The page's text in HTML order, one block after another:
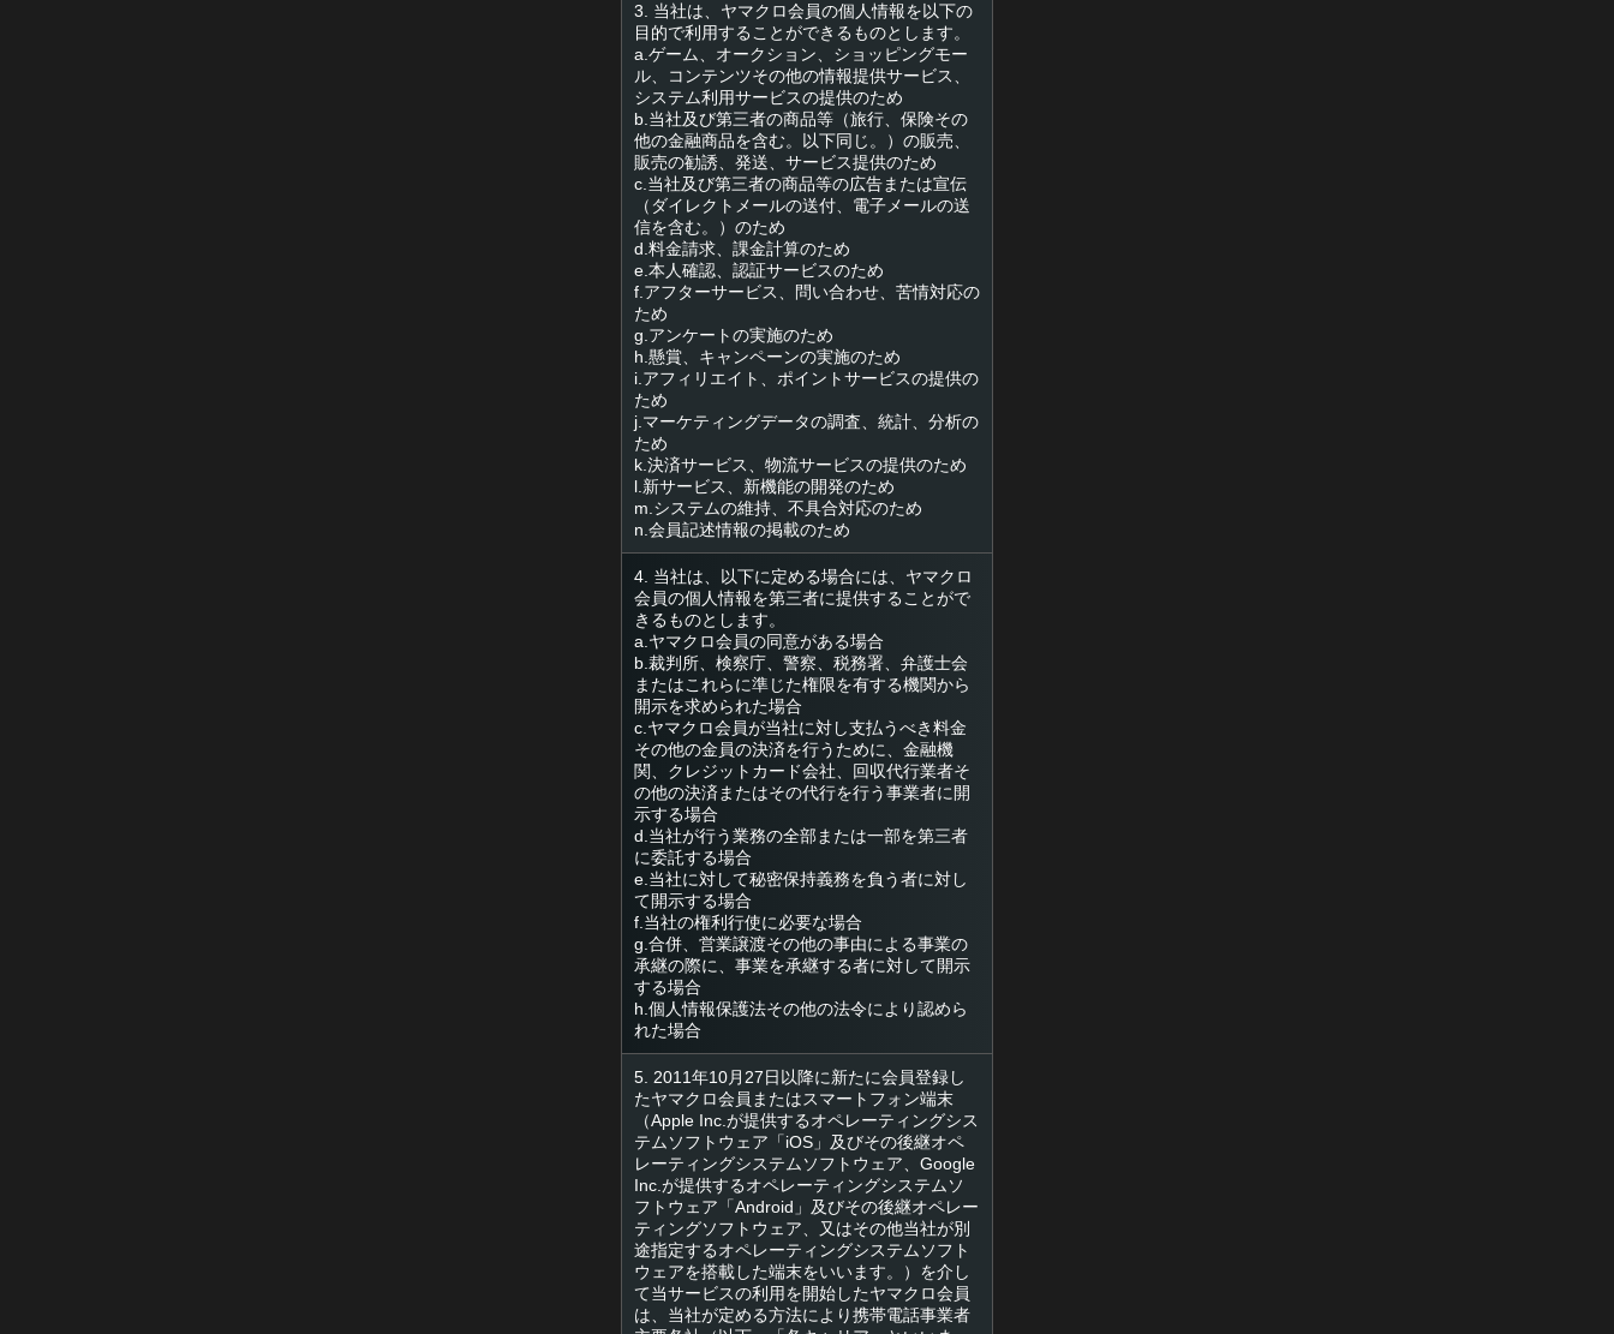
3. 当社は、ヤマクロ会員の個人情報を以下の
目的で利用することができるものとします。
a.ゲーム、オークション、ショッピングモー
ル、コンテンツその他の情報提供サービス、
システム利用サービスの提供のため
b.当社及び第三者の商品等（旅行、保険その
他の金融商品を含む。以下同じ。）の販売、
販売の勧誘、発送、サービス提供のため
c.当社及び第三者の商品等の広告または宣伝
（ダイレクトメールの送付、電子メールの送
信を含む。）のため
d.料金請求、課金計算のため
e.本人確認、認証サービスのため
f.アフターサービス、問い合わせ、苦情対応の
ため
g.アンケートの実施のため
h.懸賞、キャンペーンの実施のため
i.アフィリエイト、ポイントサービスの提供の
ため
j.マーケティングデータの調査、統計、分析の
ため
k.決済サービス、物流サービスの提供のため
l.新サービス、新機能の開発のため
m.システムの維持、不具合対応のため
n.会員記述情報の掲載のため
4. 当社は、以下に定める場合には、ヤマクロ
会員の個人情報を第三者に提供することがで
きるものとします。
a.ヤマクロ会員の同意がある場合
b.裁判所、検察庁、警察、税務署、弁護士会
またはこれらに準じた権限を有する機関から
開示を求められた場合
c.ヤマクロ会員が当社に対し支払うべき料金
その他の金員の決済を行うために、金融機
関、クレジットカード会社、回収代行業者そ
の他の決済またはその代行を行う事業者に開
示する場合
d.当社が行う業務の全部または一部を第三者
に委託する場合
e.当社に対して秘密保持義務を負う者に対し
て開示する場合
f.当社の権利行使に必要な場合
g.合併、営業譲渡その他の事由による事業の
承継の際に、事業を承継する者に対して開示
する場合
h.個人情報保護法その他の法令により認めら
れた場合
5. 2011年10月27日以降に新たに会員登録し
たヤマクロ会員またはスマートフォン端末
（Apple Inc.が提供するオペレーティングシス
テムソフトウェア「iOS」及びその後継オペ
レーティングシステムソフトウェア、Google
Inc.が提供するオペレーティングシステムソ
フトウェア「Android」及びその後継オペレー
ティングソフトウェア、又はその他当社が別
途指定するオペレーティングシステムソフト
ウェアを搭載した端末をいいます。）を介し
て当サービスの利用を開始したヤマクロ会員
は、当社が定める方法により携帯電話事業者